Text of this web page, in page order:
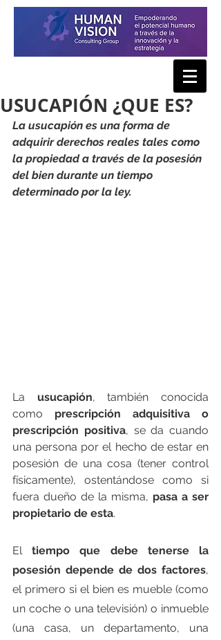
USUCAPIÓN ¿QUE ES?
La usucapión es una forma de
adquirir derechos reales tales como
la propiedad a través de la posesión
del bien durante un tiempo
determinado por la ley.
La usucapión, también conocida
como prescripción adquisitiva o
prescripción positiva, se da cuando
una persona por el hecho de estar en
posesión de una cosa (tener control
físicamente), ostentándose como si
fuera dueño de la misma, pasa a ser
propietario de esta.
El tiempo que debe tenerse la
posesión depende de dos factores,
el primero si el bien es mueble (como
un coche o una televisión) o inmueble
(una casa, un departamento, una